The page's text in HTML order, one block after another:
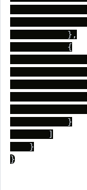
} ,
{
}
]
}
}